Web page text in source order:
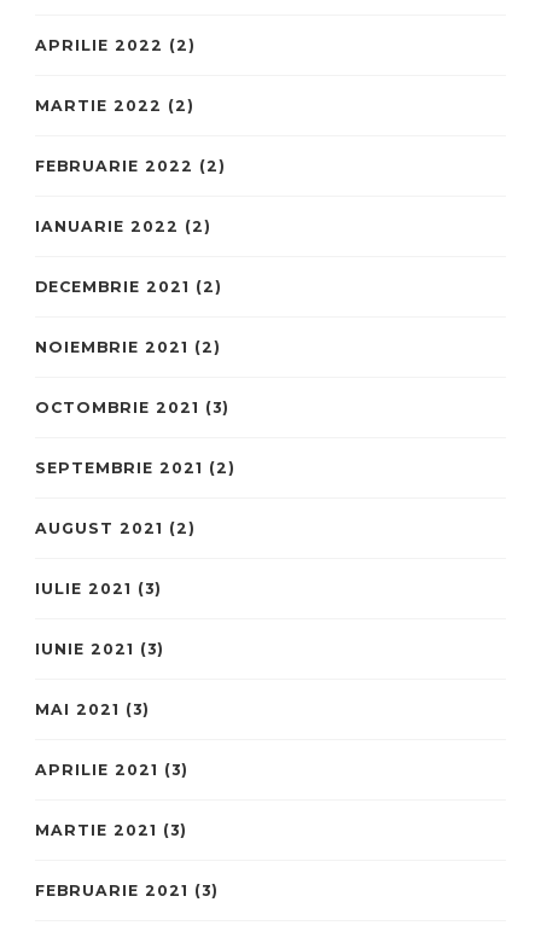
APRILIE 2022 (2)
MARTIE 2022 (2)
FEBRUARIE 2022 (2)
IANUARIE 2022 (2)
DECEMBRIE 2021 (2)
NOIEMBRIE 2021 (2)
OCTOMBRIE 2021 (3)
SEPTEMBRIE 2021 (2)
AUGUST 2021 (2)
IULIE 2021 (3)
IUNIE 2021 (3)
MAI 2021 (3)
APRILIE 2021 (3)
MARTIE 2021 (3)
FEBRUARIE 2021 (3)